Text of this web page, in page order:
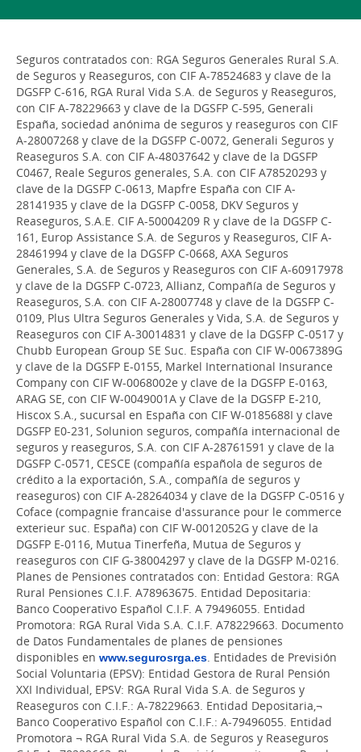
Seguros contratados con: RGA Seguros Generales Rural S.A.
de Seguros y Reaseguros, con CIF A-78524683 y clave de la
DGSFP C-616, RGA Rural Vida S.A. de Seguros y Reaseguros,
con CIF A-78229663 y clave de la DGSFP C-595, Generali
España, sociedad anónima de seguros y reaseguros con CIF
A-28007268 y clave de la DGSFP C-0072, Generali Seguros y
Reaseguros S.A. con CIF A-48037642 y clave de la DGSFP
C0467, Reale Seguros generales, S.A. con CIF A78520293 y
clave de la DGSFP C-0613, Mapfre España con CIF A-
28141935 y clave de la DGSFP C-0058, DKV Seguros y
Reaseguros, S.A.E. CIF A-50004209 R y clave de la DGSFP C-
161, Europ Assistance S.A. de Seguros y Reaseguros, CIF A-
28461994 y clave de la DGSFP C-0668, AXA Seguros
Generales, S.A. de Seguros y Reaseguros con CIF A-60917978
y clave de la DGSFP C-0723, Allianz, Compañía de Seguros y
Reaseguros, S.A. con CIF A-28007748 y clave de la DGSFP C-
0109, Plus Ultra Seguros Generales y Vida, S.A. de Seguros y
Reaseguros con CIF A-30014831 y clave de la DGSFP C-0517 y
Chubb European Group SE Suc. España con CIF W-0067389G
y clave de la DGSFP E-0155, Markel International Insurance
Company con CIF W-0068002e y clave de la DGSFP E-0163,
ARAG SE, con CIF W-0049001A y Clave de la DGSFP E-210,
Hiscox S.A., sucursal en España con CIF W-0185688I y clave
DGSFP E0-231, Solunion seguros, compañía internacional de
seguros y reaseguros, S.A. con CIF A-28761591 y clave de la
DGSFP C-0571, CESCE (compañía española de seguros de
crédito a la exportación, S.A., compañía de seguros y
reaseguros) con CIF A-28264034 y clave de la DGSFP C-0516 y
Coface (compagnie francaise d'assurance pour le commerce
exterieur suc. España) con CIF W-0012052G y clave de la
DGSFP E-0116, Mutua Tinerfeña, Mutua de Seguros y
reaseguros con CIF G-38004297 y clave de la DGSFP M-0216.
Planes de Pensiones contratados con: Entidad Gestora: RGA
Rural Pensiones C.I.F. A78963675. Entidad Depositaria:
Banco Cooperativo Español C.I.F. A 79496055. Entidad
Promotora: RGA Rural Vida S.A. C.I.F. A78229663. Documento
de Datos Fundamentales de planes de pensiones
disponibles en www.segurosrga.es. Entidades de Previsión
Social Voluntaria (EPSV): Entidad Gestora de Rural Pensión
XXI Individual, EPSV: RGA Rural Vida S.A. de Seguros y
Reaseguros con C.I.F.: A-78229663. Entidad Depositaria,¬
Banco Cooperativo Español con C.I.F.: A-79496055. Entidad
Promotora ¬ RGA Rural Vida S.A. de Seguros y Reaseguros